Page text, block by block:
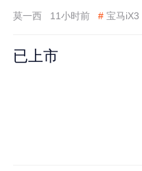
莫一西 11小时前 # 宝马iX3
已上市